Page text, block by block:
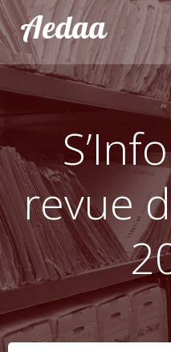
Aedaa
revue